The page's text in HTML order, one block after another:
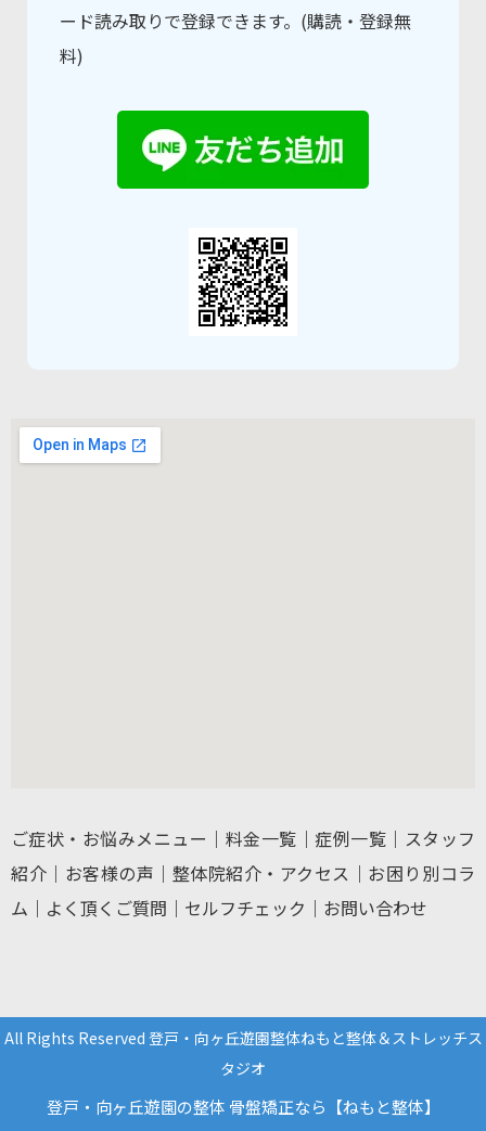
ード読み取りで登録できます。(購読・登録無
料)
ご症状・お悩みメニュー ｜ 料金一覧 ｜症例一覧 ｜ スタッフ
紹介 ｜ お客様の声 ｜ 整体院紹介・アクセス ｜ お困り別コラ
ム ｜ よく頂くご質問 ｜ セルフチェック ｜ お問い合わせ
All Rights Reserved 登戸・向ヶ丘遊園整体ねもと整体＆ストレッチス
タジオ
登戸・向ヶ丘遊園の整体 骨盤矯正なら【ねもと整体】